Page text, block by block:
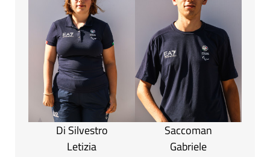
Di Silvestro
Letizia
Saccoman
Gabriele